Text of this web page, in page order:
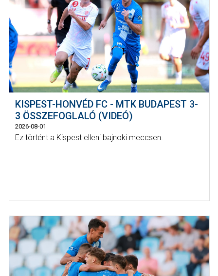
KISPEST-HONVÉD FC - MTK BUDAPEST 3-
3 ÖSSZEFOGLALÓ (VIDEÓ)
2026-08-01
Ez történt a Kispest elleni bajnoki meccsen.